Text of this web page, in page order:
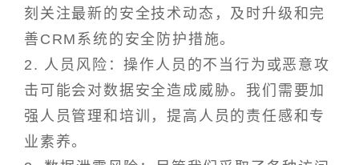
刻关注最新的安全技术动态，及时升级和完
善CRM系统的安全防护措施。
2. 人员风险：操作人员的不当行为或恶意攻
击可能会对数据安全造成威胁。我们需要加
强人员管理和培训，提高人员的责任感和专
业素养。